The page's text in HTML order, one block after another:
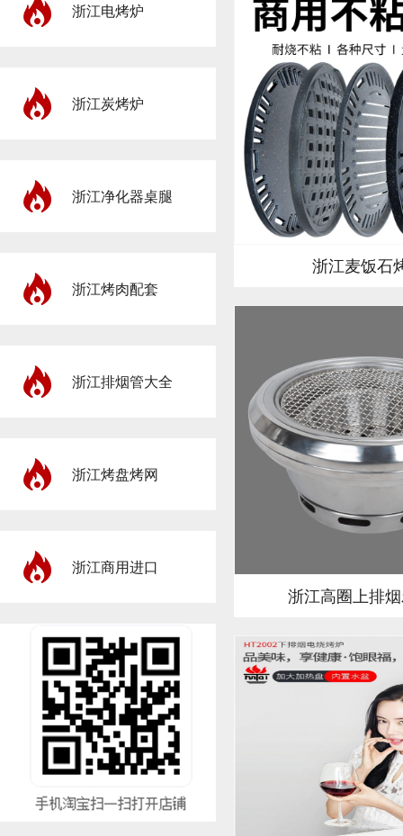
浙江电烤炉
浙江炭烤炉
浙江净化器桌腿
浙江烤肉配套
浙江排烟管大全
浙江烤盘烤网
浙江商用进口
浙江麦饭石
浙江高圈上排